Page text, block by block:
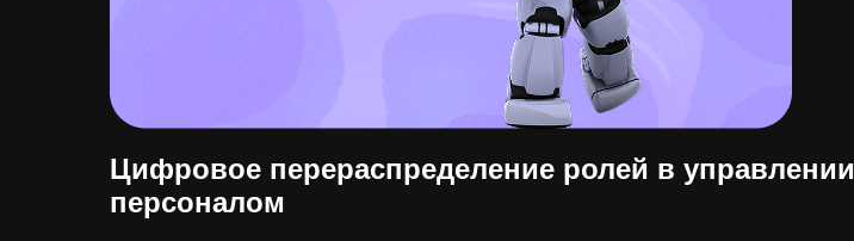
Цифровое перераспределение ролей в управлении
персоналом